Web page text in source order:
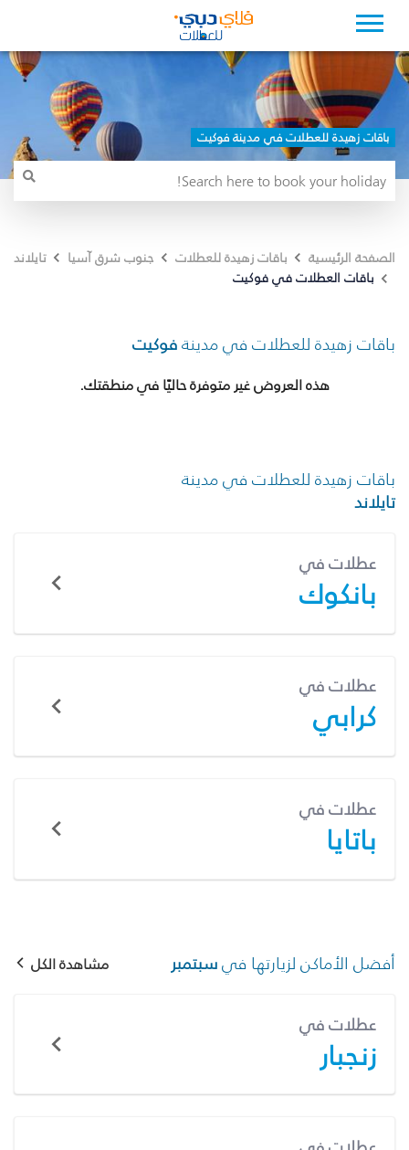
باقات زهيدة للعطلات في مدينة فوكيت
الصفحة الرئيسية باقات زهيدة للعطلات جنوب شرق آسيا
تايلاند
باقات العطلات في فوكيت
باقات زهيدة للعطلات في مدينةفوكيت
هذه العروض غير متوفرة حاليًا في منطقتك.
باقات زهيدة للعطلات في مدينة
تايلاند
عطلات في
بانكوك
عطلات في
كرابي
عطلات في
باتايا
أفضل الأماكن لزيارتها فيسبتمبر مشاهدة الكل
عطلات في
زنجبار